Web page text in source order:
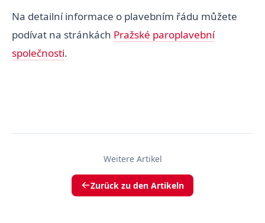
Na detailní informace o plavebním řádu můžete
podívat na stránkách Pražské paroplavební
společnosti.
Weitere Artikel
Zurück zu den Artikeln